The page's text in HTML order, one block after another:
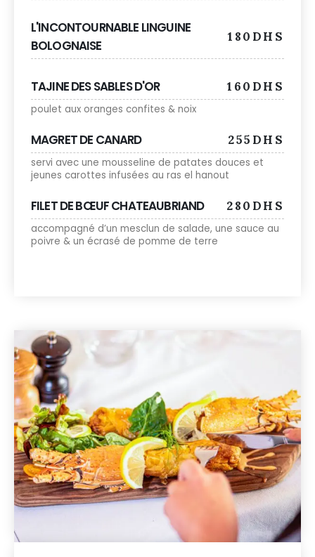
L'INCONTOURNABLE LINGUINE
BOLOGNAISE
180DHS
TAJINE DES SABLES D'OR 160DHS
poulet aux oranges confites & noix
MAGRET DE CANARD 255DHS
servi avec une mousseline de patates douces et
jeunes carottes infusées au ras el hanout
FILET DE BŒUF CHATEAUBRIAND 280DHS
accompagné d’un mesclun de salade, une sauce au
poivre & un écrasé de pomme de terre